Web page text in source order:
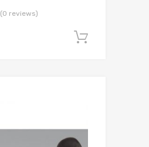
(0 reviews)